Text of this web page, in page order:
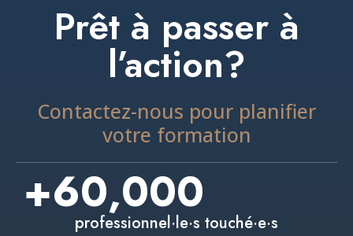
Prêt à passer à
l’action?
Contactez-nous pour planifier
votre formation
+60,000
professionnel·le·s touché·e·s